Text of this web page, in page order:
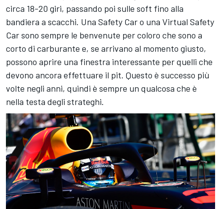
circa 18-20 giri, passando poi sulle soft fino alla
bandiera a scacchi. Una Safety Car o una Virtual Safety
Car sono sempre le benvenute per coloro che sono a
corto di carburante e, se arrivano al momento giusto,
possono aprire una finestra interessante per quelli che
devono ancora effettuare il pit. Questo è successo più
volte negli anni, quindi è sempre un qualcosa che è
nella testa degli strateghi.